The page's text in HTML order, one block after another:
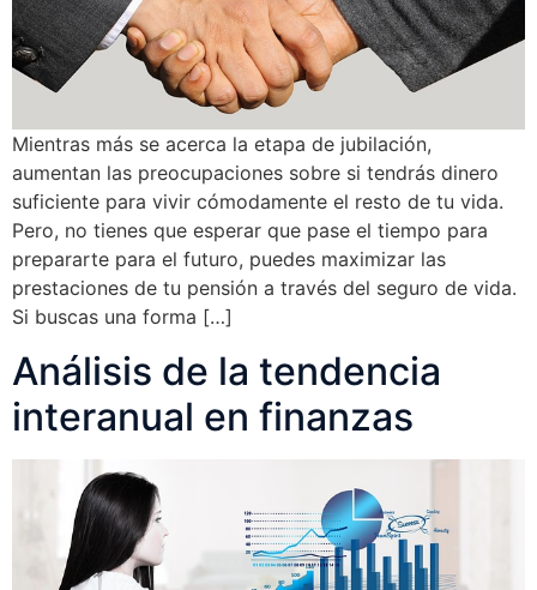
Mientras más se acerca la etapa de jubilación,
aumentan las preocupaciones sobre si tendrás dinero
suficiente para vivir cómodamente el resto de tu vida.
Pero, no tienes que esperar que pase el tiempo para
prepararte para el futuro, puedes maximizar las
prestaciones de tu pensión a través del seguro de vida.
Si buscas una forma […]
Análisis de la tendencia
interanual en finanzas